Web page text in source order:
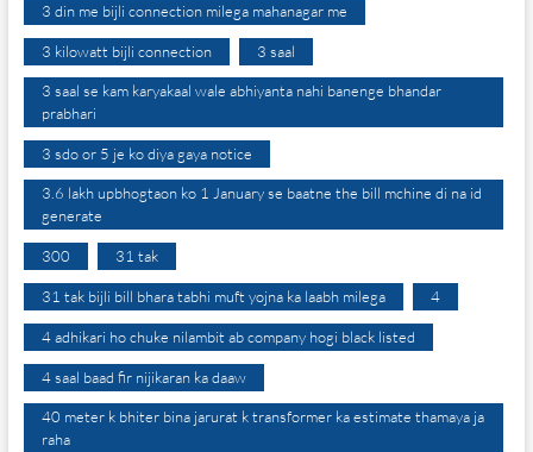
3 din me bijli connection milega mahanagar me
3 kilowatt bijli connection 3 saal
3 saal se kam karyakaal wale abhiyanta nahi banenge bhandar
prabhari
3 sdo or 5 je ko diya gaya notice
3.6 lakh upbhogtaon ko 1 January se baatne the bill mchine di na id
generate
300 31 tak
31 tak bijli bill bhara tabhi muft yojna ka laabh milega 4
4 adhikari ho chuke nilambit ab company hogi black listed
4 saal baad fir nijikaran ka daaw
40 meter k bhiter bina jarurat k transformer ka estimate thamaya ja
raha